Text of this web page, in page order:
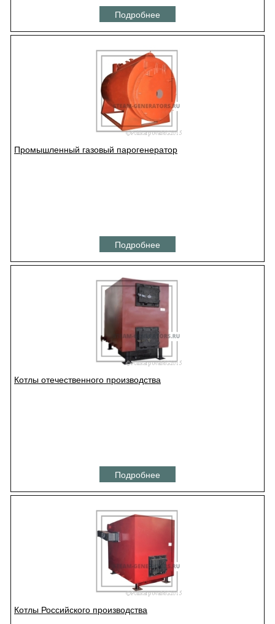
Подробнее
Промышленный газовый парогенератор
Подробнее
Котлы отечественного производства
Подробнее
Котлы Российского производства